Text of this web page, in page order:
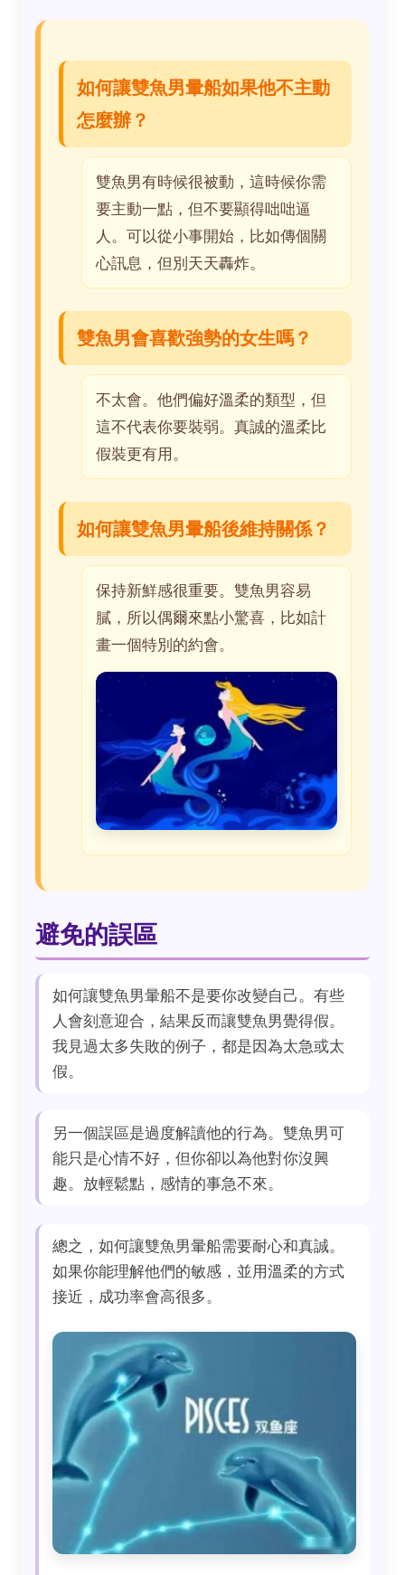
如何讓雙魚男暈船如果他不主動
怎麼辦？
雙魚男有時候很被動，這時候你需
要主動一點，但不要顯得咄咄逼
人。可以從小事開始，比如傳個關
心訊息，但別天天轟炸。
雙魚男會喜歡強勢的女生嗎？
不太會。他們偏好溫柔的類型，但
這不代表你要裝弱。真誠的溫柔比
假裝更有用。
如何讓雙魚男暈船後維持關係？
保持新鮮感很重要。雙魚男容易
膩，所以偶爾來點小驚喜，比如計
畫一個特別的約會。
避免的誤區
如何讓雙魚男暈船不是要你改變自己。有些
人會刻意迎合，結果反而讓雙魚男覺得假。
我見過太多失敗的例子，都是因為太急或太
假。
另一個誤區是過度解讀他的行為。雙魚男可
能只是心情不好，但你卻以為他對你沒興
趣。放輕鬆點，感情的事急不來。
總之，如何讓雙魚男暈船需要耐心和真誠。
如果你能理解他們的敏感，並用溫柔的方式
接近，成功率會高很多。